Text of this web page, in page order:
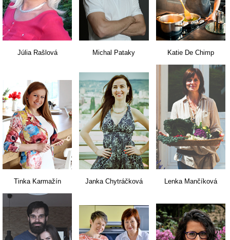
Júlia Rašlová Michal Pataky Katie De Chimp
Tinka Karmažín Janka Chytráčková Lenka Mančíková